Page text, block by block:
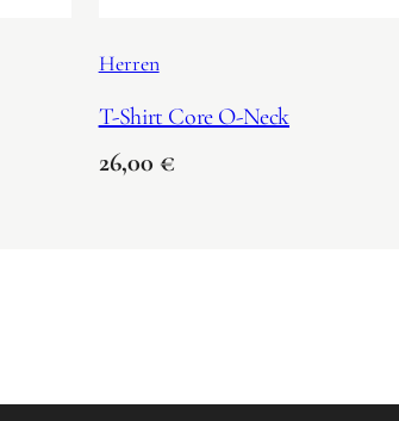
Herren
T-Shirt Core O-Neck
26,00 €